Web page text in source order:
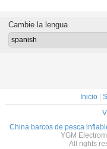
claro
terraza
gris claro
RIB520C
Cambie la lengua
Inicio|
China barcos de pesca
YGM
All rights